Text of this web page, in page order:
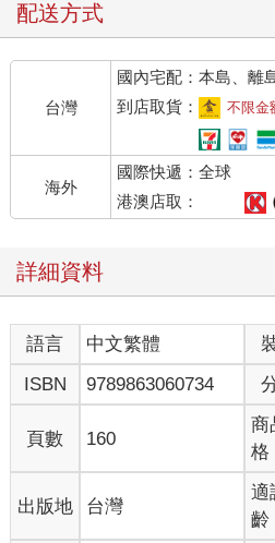
配送方式
台灣
國內宅配：本島、離
到店取貨：
不限金
海外
國際快遞：全球
港澳店取：
詳細資料
語言 中文繁體
ISBN
9789863060734
頁數 160
商
格
出版地 台灣
適
齡